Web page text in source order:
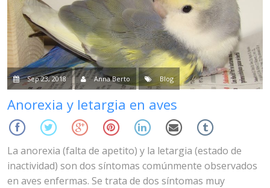
Sep 23, 2018 Anna Berto Blog
Anorexia y letargia en aves
La anorexia (falta de apetito) y la letargia (estado de
inactividad) son dos síntomas comúnmente observados
en aves enfermas. Se trata de dos síntomas muy